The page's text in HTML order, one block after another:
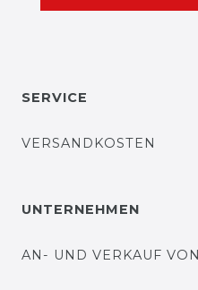
SERVICE
VERSANDKOSTEN
UNTERNEHMEN
AN- UND VERKAUF